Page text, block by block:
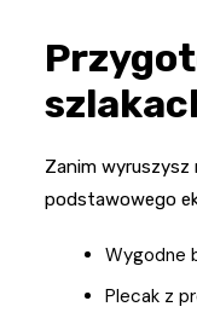
Zanim wyruszysz
podstawowego
Wygodne
Plecak z